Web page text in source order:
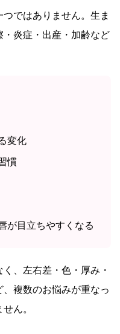
ではありません。生ま
炎症・出産・加齢など
変化
慣
が目立ちやすくなる
、左右差・色・厚み・
複数のお悩みが重なっ
ん。